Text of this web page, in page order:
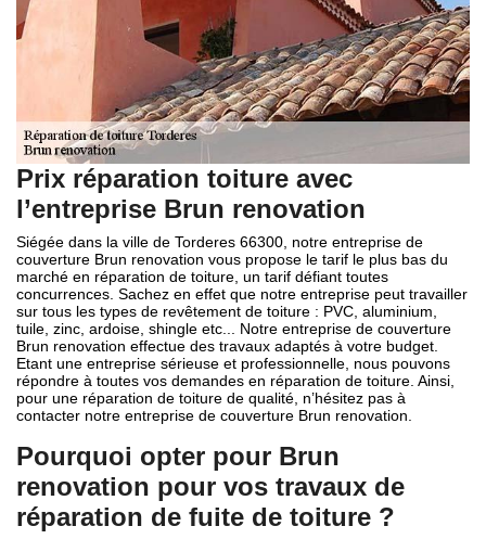
Prix réparation toiture avec
l’entreprise Brun renovation
Siégée dans la ville de Torderes 66300, notre entreprise de
couverture Brun renovation vous propose le tarif le plus bas du
marché en réparation de toiture, un tarif défiant toutes
concurrences. Sachez en effet que notre entreprise peut travailler
sur tous les types de revêtement de toiture : PVC, aluminium,
tuile, zinc, ardoise, shingle etc... Notre entreprise de couverture
Brun renovation effectue des travaux adaptés à votre budget.
Etant une entreprise sérieuse et professionnelle, nous pouvons
répondre à toutes vos demandes en réparation de toiture. Ainsi,
pour une réparation de toiture de qualité, n’hésitez pas à
contacter notre entreprise de couverture Brun renovation.
Pourquoi opter pour Brun
renovation pour vos travaux de
réparation de fuite de toiture ?